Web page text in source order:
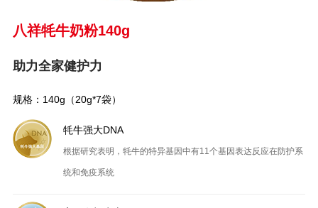
八祥牦牛奶粉140g
助力全家健护力
规格：140g（20g*7袋）
牦牛强大DNA
根据研究表明，牦牛的特异基因中有11个基因表达反应在防护系
统和免疫系统